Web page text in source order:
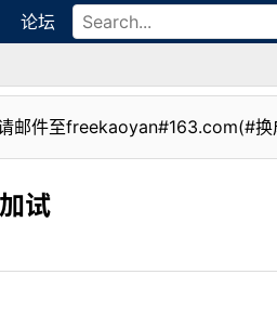
论坛
邮件至freekaoyan#163.com(#换
试